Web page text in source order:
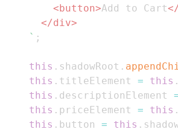
<button>Add to Cart
</div>
` ;
this . shadowRoot .
this . titleElement = this .
this . descriptionElement
this . priceElement = this .
this . button = this .